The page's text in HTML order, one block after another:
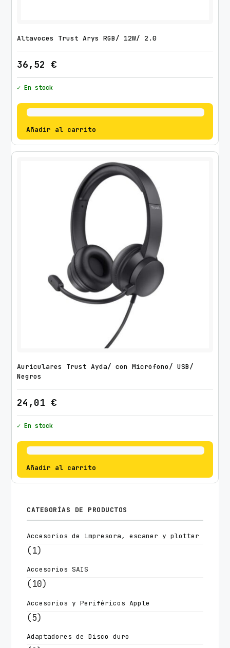
Altavoces Trust Arys RGB/ 12W/ 2.0
36,52 €
✓ En stock
Añadir al carrito
Auriculares Trust Ayda/ con Micrófono/ USB/
Negros
24,01 €
✓ En stock
Añadir al carrito
CATEGORÍAS DE PRODUCTOS
Accesorios de impresora, escaner y plotter
(1)
Accesorios SAIS
(10)
Accesorios y Periféricos Apple
(5)
Adaptadores de Disco duro